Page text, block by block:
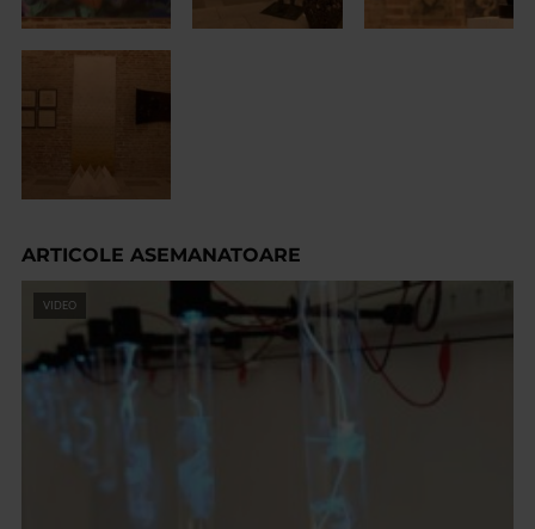
ARTICOLE ASEMANATOARE
VIDEO